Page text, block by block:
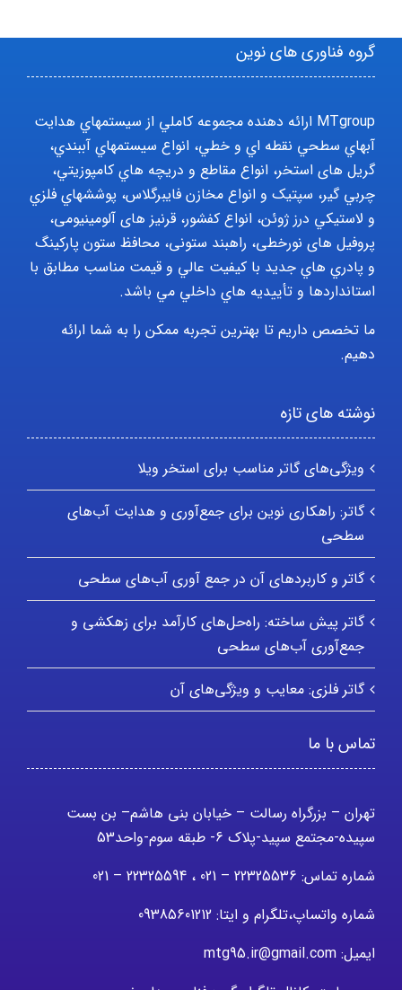
گروه فناوری های نوین
MTgroup ارائه دهنده مجموعه کاملي از سيستمهاي هدايت
آبهاي سطحي نقطه اي و خطي، انواع سيستمهاي آببندي،
گریل های استخر، انواع مقاطع و دريچه هاي کامپوزيتي،
چربي گير، سپتيک و انواع مخازن فايبرگلاس، پوششهاي فلزي
و لاستيکي درز ژوئن، انواع کفشور، قرنیز های آلومینیومی،
پروفیل های نورخطی، راهبند ستونی، محافظ ستون پارکينگ
و پادري هاي جديد با کيفيت عالي و قيمت مناسب مطابق با
استانداردها و تأييديه هاي داخلي مي باشد.
ما تخصص داریم تا بهترین تجربه ممکن را به شما ارائه
دهیم.
نوشته های تازه
ویژگی‌های گاتر مناسب برای استخر ویلا
گاتر: راهکاری نوین برای جمع‌آوری و هدایت آب‌های
سطحی
گاتر و کاربردهای آن در جمع آوری آب‌های سطحی
گاتر پیش ساخته: راه‌حل‌های کارآمد برای زهکشی و
جمع‌آوری آب‌های سطحی
گاتر فلزی: معایب و ویژگی‌های آن
تماس با ما
تهران – بزرگراه رسالت – خیابان بنی هاشم– بن بست
سپیده-مجتمع سپید-پلاک 6- طبقه سوم-واحد53
شماره تماس: 22325536 – 021 ، 22325594 – 021
شماره واتساپ،تلگرام و ایتا: 09385601212
ایمیل: mtg95.ir@gmail.com